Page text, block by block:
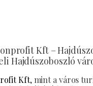
Kft –
Hajdúszoboszló
Kft, mint a város